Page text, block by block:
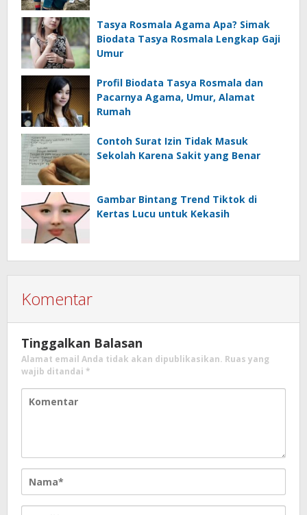
Tasya Rosmala Agama Apa? Simak
Biodata Tasya Rosmala Lengkap Gaji
Umur
Profil Biodata Tasya Rosmala dan
Pacarnya Agama, Umur, Alamat
Rumah
Contoh Surat Izin Tidak Masuk
Sekolah Karena Sakit yang Benar
Gambar Bintang Trend Tiktok di
Kertas Lucu untuk Kekasih
Komentar
Tinggalkan Balasan
Alamat email Anda tidak akan dipublikasikan. Ruas yang
wajib ditandai *